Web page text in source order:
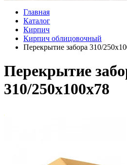
Главная
Каталог
Кирпич
Кирпич облицовочный
Перекрытие забора 310/
Перекрытие
310/250х100х78